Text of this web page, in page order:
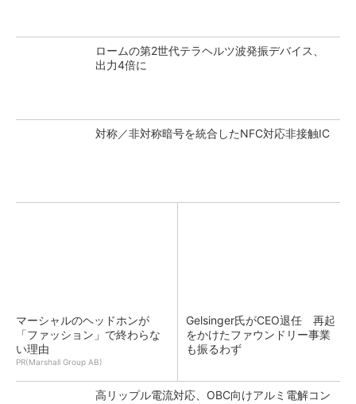
ロームの第2世代テラヘルツ波発振デバイス、
出力4倍に
対称／非対称暗号を統合したNFC対応非接触IC
マーシャルのヘッドホンが
「ファッション」で終わらな
い理由
PR(Marshall Group AB)
Gelsinger氏がCEO退任 再起
をかけたファウンドリー事業
も振るわず
高リップル電流対応、OBC向けアルミ電解コン